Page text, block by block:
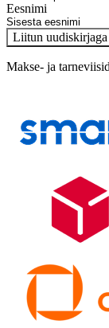
Eesnimi
Liitun uudiskirjaga
Makse- ja tarneviisid